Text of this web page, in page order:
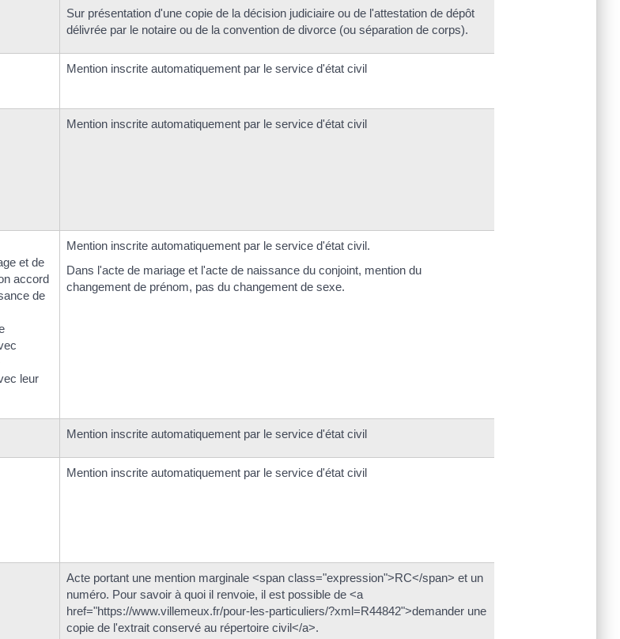
Sur présentation d'une copie de la décision judiciaire ou de l'attestation de dépôt
délivrée par le notaire ou de la convention de divorce (ou séparation de corps).
Mention inscrite automatiquement par le service d'état civil
Mention inscrite automatiquement par le service d'état civil
et de
accord
de
leur
Mention inscrite automatiquement par le service d'état civil.
Dans l'acte de mariage et l'acte de naissance du conjoint, mention du
changement de prénom, pas du changement de sexe.
Mention inscrite automatiquement par le service d'état civil
Mention inscrite automatiquement par le service d'état civil
Acte portant une mention marginale <span class="expression">RC</span> et un
numéro. Pour savoir à quoi il renvoie, il est possible de <a
href="https://www.villemeux.fr/pour-les-particuliers/?xml=R44842">demander une
copie de l'extrait conservé au répertoire civil</a>.